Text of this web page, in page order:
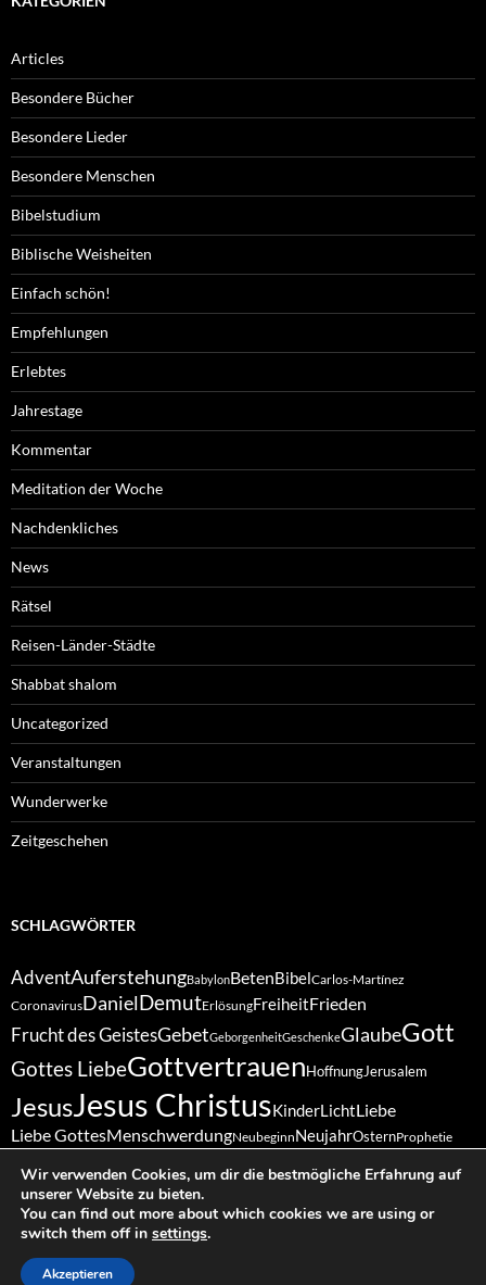
Articles
Besondere Bücher
Besondere Lieder
Besondere Menschen
Bibelstudium
Biblische Weisheiten
Einfach schön!
Empfehlungen
Erlebtes
Jahrestage
Kommentar
Meditation der Woche
Nachdenkliches
News
Rätsel
Reisen-Länder-Städte
Shabbat shalom
Uncategorized
Veranstaltungen
Wunderwerke
Zeitgeschehen
SCHLAGWÖRTER
AdventAuferstehungBabylonBetenBibelCarlos-Martínez
CoronavirusDanielDemutErlösungFreiheitFrieden
Frucht des GeistesGebetGeborgenheitGeschenkeGlaubeGott
Gottes LiebeGottvertrauenHoffnungJerusalem
JesusJesus ChristusKinderLichtLiebe
Liebe GottesMenschwerdungNeubeginnNeujahrOsternProphetie
RuheRuhetagSabbatSchöpfergott SchöpfungTreueVergebung
VertrauenWeihnachten
Wir verwenden Cookies, um dir die bestmögliche Erfahrung auf
unserer Website zu bieten.
You can find out more about which cookies we are using or
switch them off in settings.
Akzeptieren